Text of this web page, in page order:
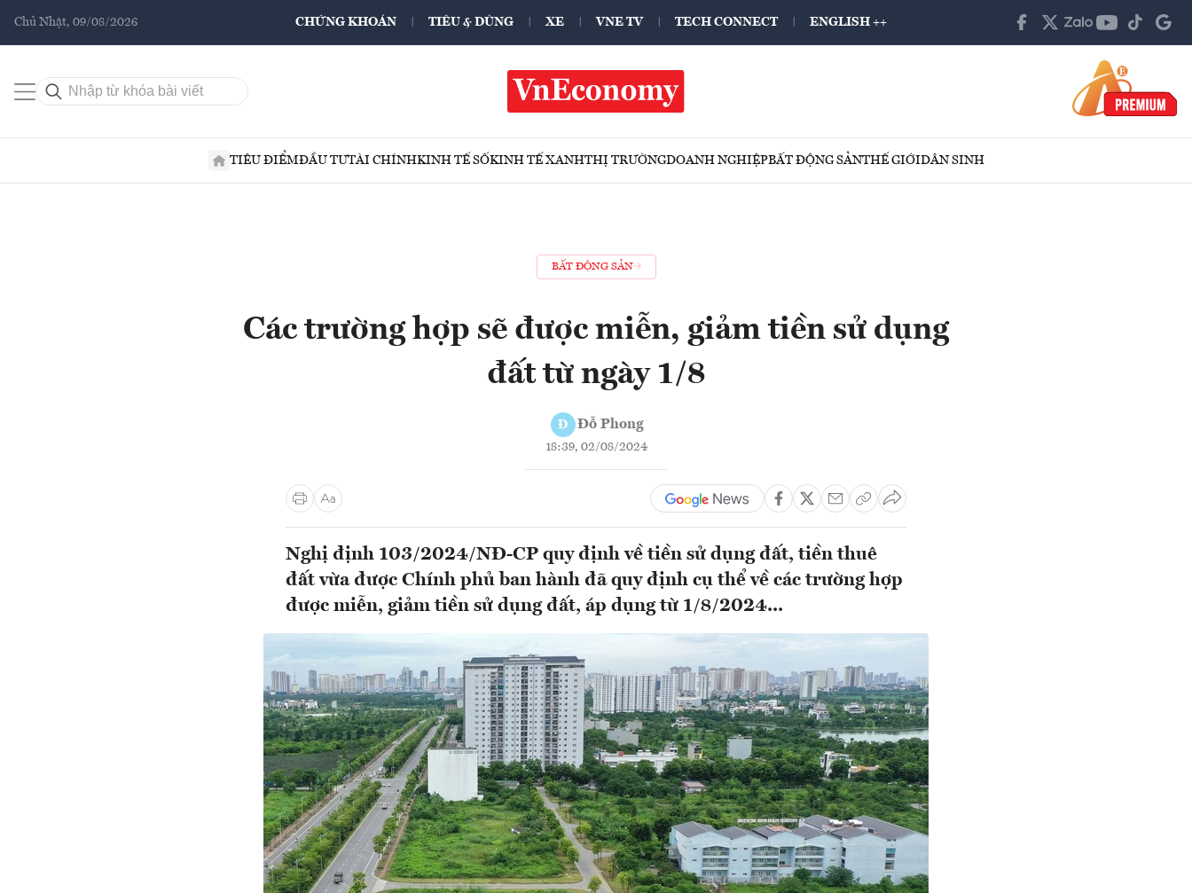
Chủ Nhật, 09/08/2026 CHỨNG KHOÁN TIÊU & DÙNG XE VNE TV TECH CONNECT ENGLISH ++
TIÊU ĐIỂMĐẦU TƯTÀI CHÍNHKINH TẾ SỐKINH TẾ XANHTHỊ TRƯỜNGDOANH NGHIỆPBẤT ĐỘNG SẢNTHẾ GIỚIDÂN SINH
BẤT ĐỘNG SẢN
Các trường hợp sẽ được miễn, giảm tiền sử dụng
đất từ ngày 1/8
Đ Đỗ Phong
18:39, 02/08/2024
Nghị định 103/2024/NĐ-CP quy định về tiền sử dụng đất, tiền thuê
đất vừa được Chính phủ ban hành đã quy định cụ thể về các trường hợp
được miễn, giảm tiền sử dụng đất, áp dụng từ 1/8/2024...